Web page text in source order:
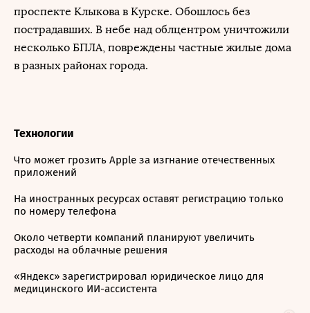
проспекте Клыкова в Курске. Обошлось без
пострадавших. В небе над облцентром уничтожили
несколько БПЛА, повреждены частные жилые дома
в разных районах города.
Технологии
Что может грозить Apple за изгнание отечественных
приложений
На иностранных ресурсах оставят регистрацию только
по номеру телефона
Около четверти компаний планируют увеличить
расходы на облачные решения
«Яндекс» зарегистрировал юридическое лицо для
медицинского ИИ-ассистента